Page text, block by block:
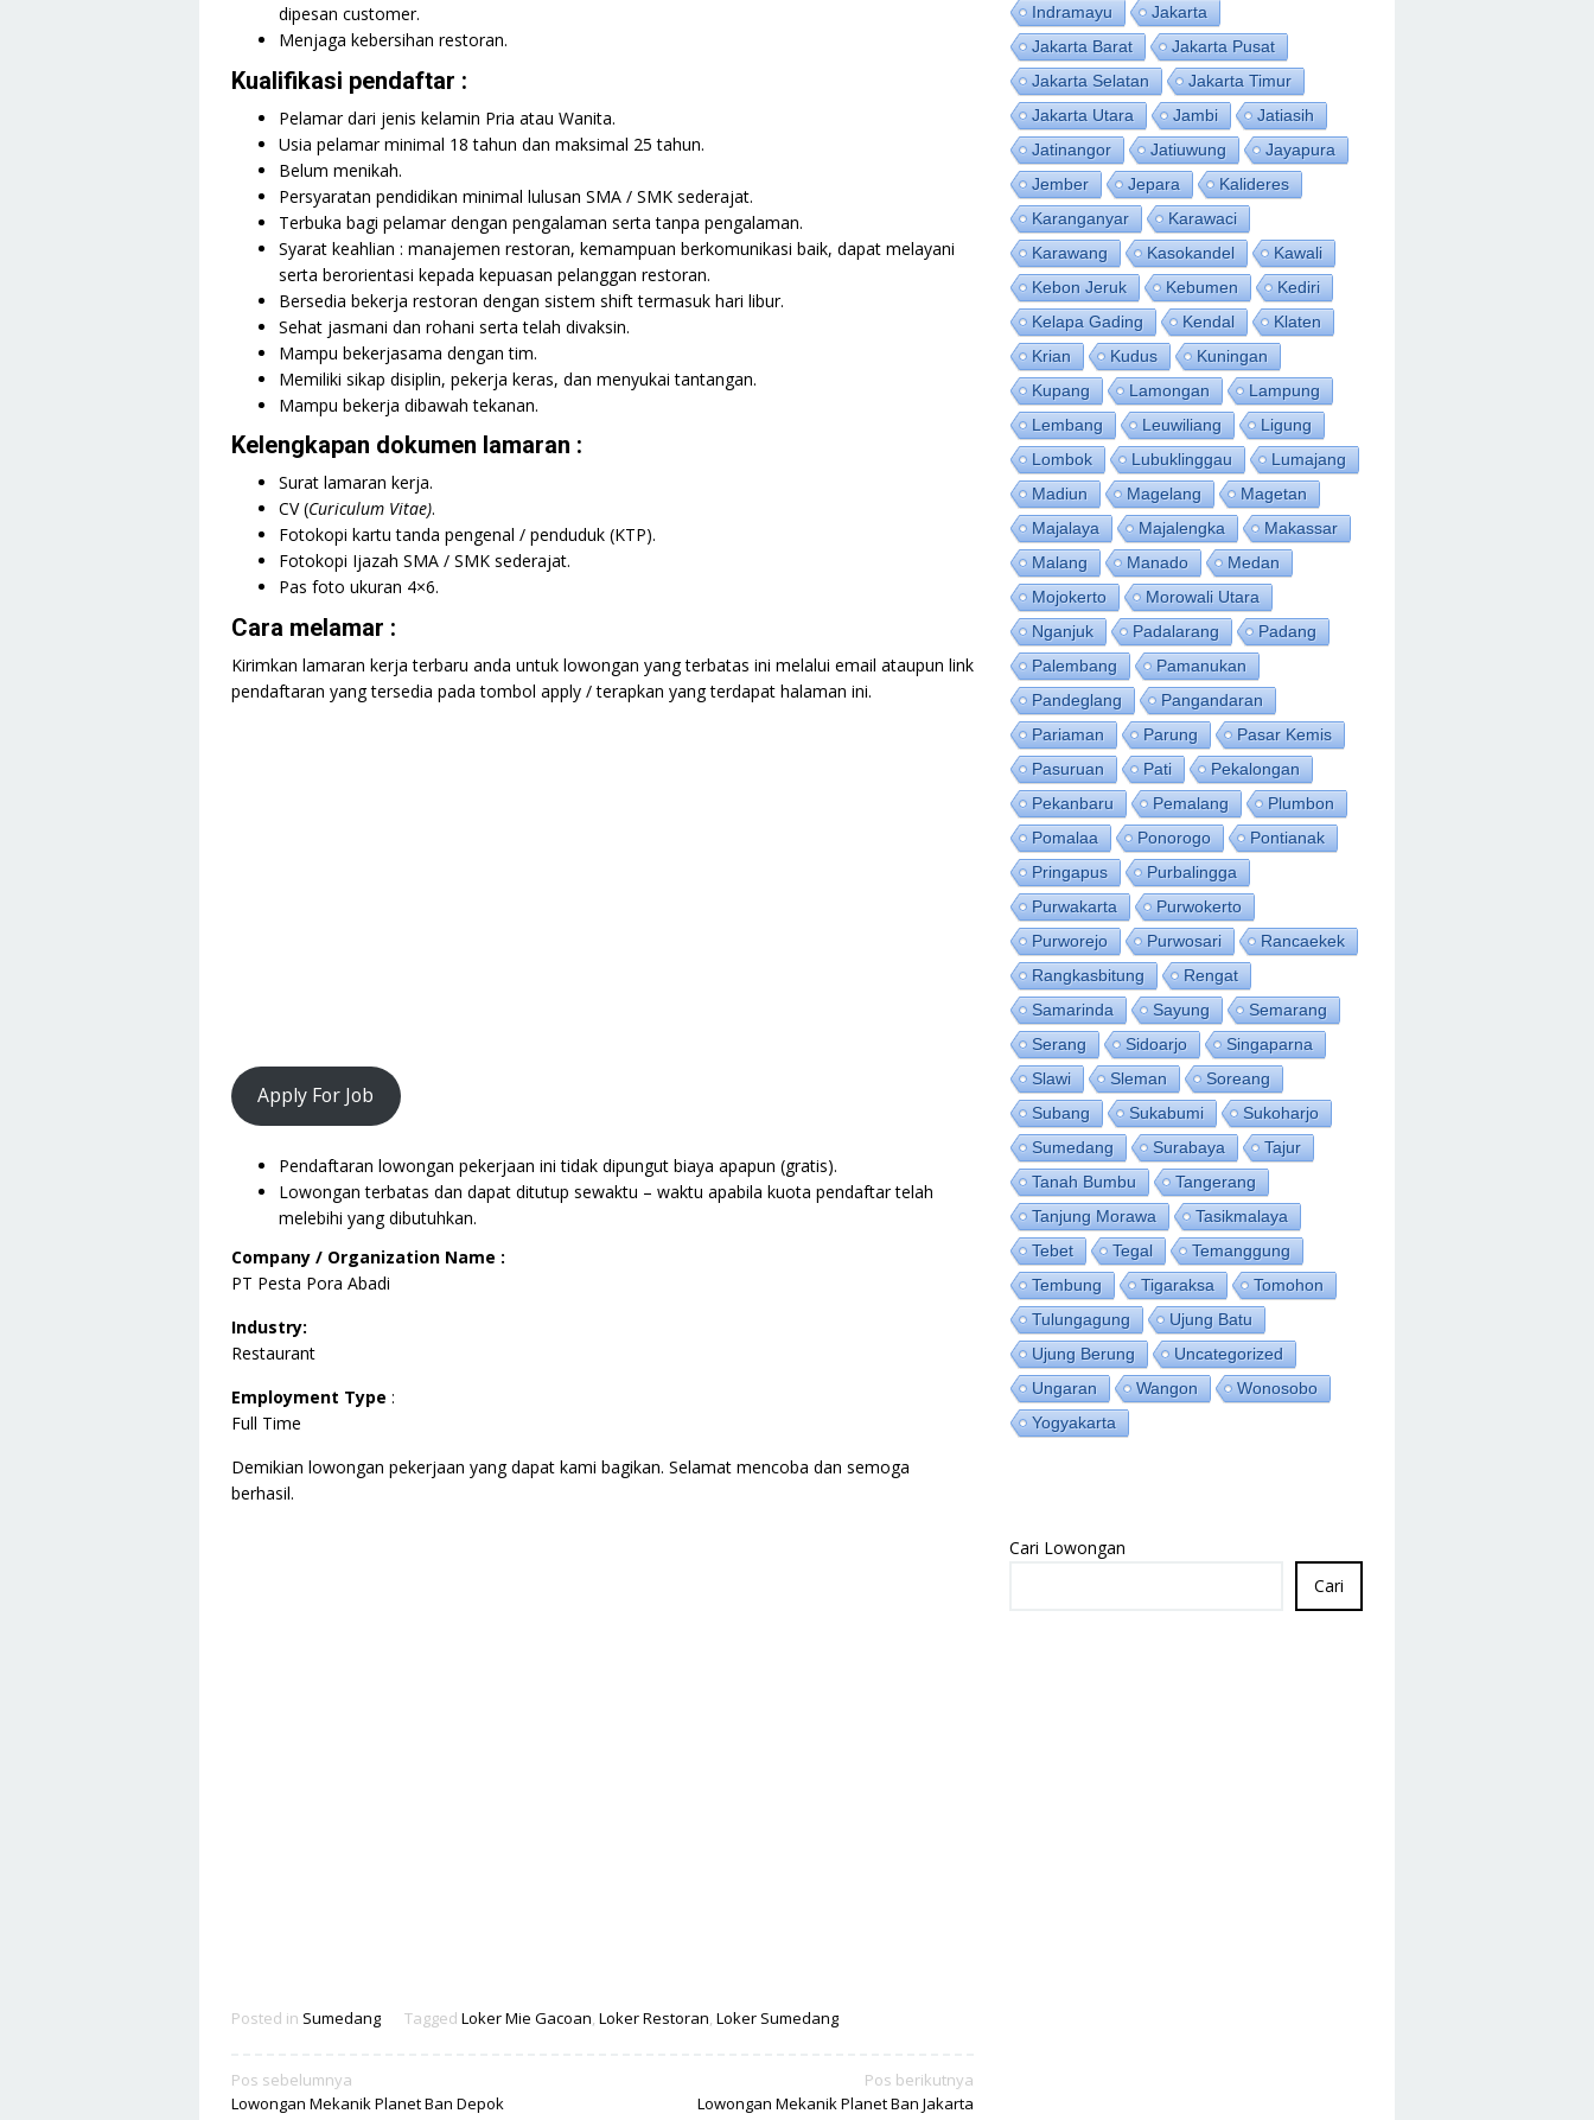
dipesan customer.
Menjaga kebersihan restoran.
Kualifikasi pendaftar :
Pelamar dari jenis kelamin Pria atau Wanita.
Usia pelamar minimal 18 tahun dan maksimal 25 tahun.
Belum menikah.
Persyaratan pendidikan minimal lulusan SMA / SMK sederajat.
Terbuka bagi pelamar dengan pengalaman serta tanpa pengalaman.
Syarat keahlian : manajemen restoran, kemampuan berkomunikasi baik, dapat melayani
serta berorientasi kepada kepuasan pelanggan restoran.
Bersedia bekerja restoran dengan sistem shift termasuk hari libur.
Sehat jasmani dan rohani serta telah divaksin.
Mampu bekerjasama dengan tim.
Memiliki sikap disiplin, pekerja keras, dan menyukai tantangan.
Mampu bekerja dibawah tekanan.
Kelengkapan dokumen lamaran :
Surat lamaran kerja.
CV (Curiculum Vitae).
Fotokopi kartu tanda pengenal / penduduk (KTP).
Fotokopi Ijazah SMA / SMK sederajat.
Pas foto ukuran 4×6.
Cara melamar :
Kirimkan lamaran kerja terbaru anda untuk lowongan yang terbatas ini melalui email ataupun link
pendaftaran yang tersedia pada tombol apply / terapkan yang terdapat halaman ini.
Apply For Job
Pendaftaran lowongan pekerjaan ini tidak dipungut biaya apapun (gratis).
Lowongan terbatas dan dapat ditutup sewaktu – waktu apabila kuota pendaftar telah
melebihi yang dibutuhkan.
Company / Organization Name :
PT Pesta Pora Abadi
Industry:
Restaurant
Employment Type :
Full Time
Demikian lowongan pekerjaan yang dapat kami bagikan. Selamat mencoba dan semoga
berhasil.
Posted in Sumedang Tagged Loker Mie Gacoan, Loker Restoran, Loker Sumedang
Navigasi
pos
Pos sebelumnya
Lowongan Mekanik Planet Ban Depok
Pos berikutnya
Lowongan Mekanik Planet Ban Jakarta
Indramayu
Jakarta
Jakarta Barat
Jakarta Pusat
Jakarta Selatan
Jakarta Timur
Jakarta Utara
Jambi
Jatiasih
Jatinangor
Jatiuwung
Jayapura
Jember
Jepara
Kalideres
Karanganyar
Karawaci
Karawang
Kasokandel
Kawali
Kebon Jeruk
Kebumen
Kediri
Kelapa Gading
Kendal
Klaten
Krian
Kudus
Kuningan
Kupang
Lamongan
Lampung
Lembang
Leuwiliang
Ligung
Lombok
Lubuklinggau
Lumajang
Madiun
Magelang
Magetan
Majalaya
Majalengka
Makassar
Malang
Manado
Medan
Mojokerto
Morowali Utara
Nganjuk
Padalarang
Padang
Palembang
Pamanukan
Pandeglang
Pangandaran
Pariaman
Parung
Pasar Kemis
Pasuruan
Pati
Pekalongan
Pekanbaru
Pemalang
Plumbon
Pomalaa
Ponorogo
Pontianak
Pringapus
Purbalingga
Purwakarta
Purwokerto
Purworejo
Purwosari
Rancaekek
Rangkasbitung
Rengat
Samarinda
Sayung
Semarang
Serang
Sidoarjo
Singaparna
Slawi
Sleman
Soreang
Subang
Sukabumi
Sukoharjo
Sumedang
Surabaya
Tajur
Tanah Bumbu
Tangerang
Tanjung Morawa
Tasikmalaya
Tebet
Tegal
Temanggung
Tembung
Tigaraksa
Tomohon
Tulungagung
Ujung Batu
Ujung Berung
Uncategorized
Ungaran
Wangon
Wonosobo
Yogyakarta
Cari Lowongan
Cari